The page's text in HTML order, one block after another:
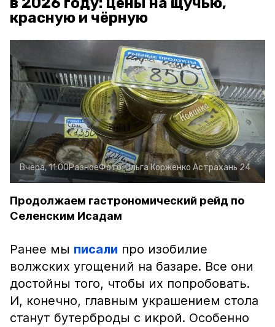
красную и чёрную
Вчера, 11:00РазноеФото:Ольга Корженко Астрахань 24
Продолжаем гастрономический рейд по
Селенским Исадам
Ранее мы писали про изобилие
волжских угощений на базаре. Все они
достойны того, чтобы их попробовать.
И, конечно, главным украшением стола
станут бутерброды с икрой. Особенно